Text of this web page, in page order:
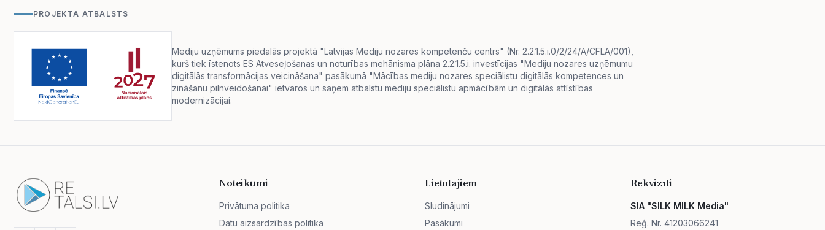
PROJEKTA ATBALSTS
Mediju uzņēmums piedalās projektā "Latvijas Mediju nozares kompetenču centrs" (Nr. 2.2.1.5.i.0/2/24/A/CFLA/001),
kurš tiek īstenots ES Atveseļošanas un noturības mehānisma plāna 2.2.1.5.i. investīcijas "Mediju nozares uzņēmumu
digitālās transformācijas veicināšana" pasākumā "Mācības mediju nozares speciālistu digitālās kompetences un
zināšanu pilnveidošanai" ietvaros un saņem atbalstu mediju speciālistu apmācībām un digitālās attīstības
modernizācijai.
Noteikumi
Privātuma politika
Datu aizsardzības politika
Lietotājiem
Sludinājumi
Pasākumi
Rekvizīti
SIA "SILK MILK Media"
Reģ. Nr. 41203066241